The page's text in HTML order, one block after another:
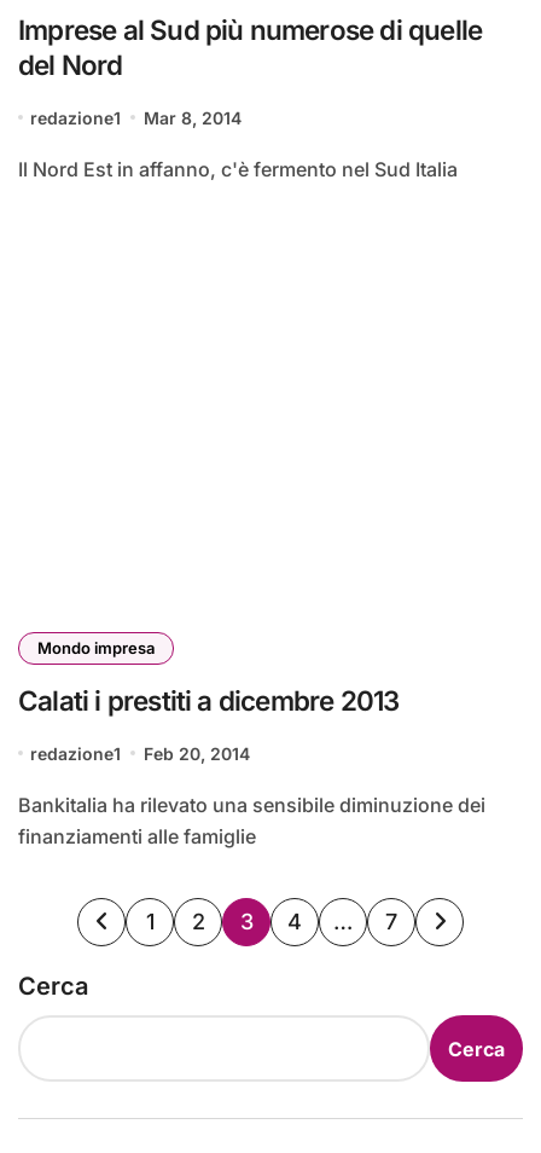
Imprese al Sud più numerose di quelle
del Nord
redazione1 Mar 8, 2014
Il Nord Est in affanno, c'è fermento nel Sud Italia
Mondo impresa
Calati i prestiti a dicembre 2013
redazione1 Feb 20, 2014
Bankitalia ha rilevato una sensibile diminuzione dei
finanziamenti alle famiglie
Paginazione
articoli
1 2 3 4 … 7
Cerca
Cerca